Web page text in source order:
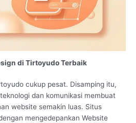
di Tirtoyudo Terbaik
cukup pesat. Disamping itu,
dan komunikasi membuat
website semakin luas. Situs
mengedepankan Website